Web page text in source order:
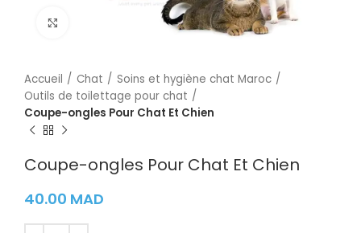
Cliquez pour agrandir
Accueil Chat
Soins et hygiène chat Maroc
Outils de toilettage pour chat
Coupe-ongles Pour Chat Et Chien
Coupe-ongles Pour Chat Et Chien
40.00 MAD